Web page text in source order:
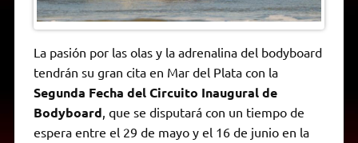
La pasión por las olas y la adrenalina del bodyboard
tendrán su gran cita en Mar del Plata con la
Segunda Fecha del Circuito Inaugural de
Bodyboard, que se disputará con un tiempo de
espera entre el 29 de mayo y el 16 de junio en la